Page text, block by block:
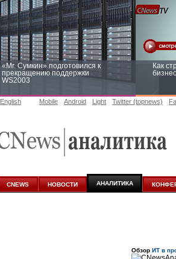
«Mr. Сумкин» подготовился к
прекращению поддержки
WS2003
Как
аналитике
English Mobile Android Light Twitter (topnews)
CNEWS НОВОСТИ АНАЛИТИКА
Обзор ИТ в